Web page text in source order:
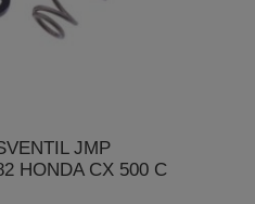
JMP
HONDA CX 500 C